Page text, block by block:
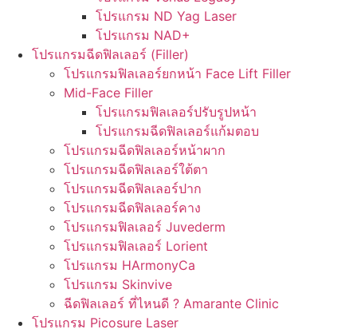
โปรแกรม ND Yag Laser
โปรแกรม NAD+
โปรแกรมฉีดฟิลเลอร์ (Filler)
โปรแกรมฟิลเลอร์ยกหน้า Face Lift Filler
Mid-Face Filler
โปรแกรมฟิลเลอร์ปรับรูปหน้า
โปรแกรมฉีดฟิลเลอร์แก้มตอบ
โปรแกรมฉีดฟิลเลอร์หน้าผาก
โปรแกรมฉีดฟิลเลอร์ใต้ตา
โปรแกรมฉีดฟิลเลอร์ปาก
โปรแกรมฉีดฟิลเลอร์คาง
โปรแกรมฟิลเลอร์ Juvederm
โปรแกรมฟิลเลอร์ Lorient
โปรแกรม HArmonyCa
โปรแกรม Skinvive
ฉีดฟิลเลอร์ ที่ไหนดี ? Amarante Clinic
โปรแกรม Picosure Laser